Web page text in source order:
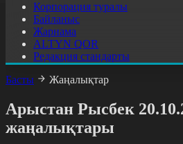
Корпорация туралы
Байланыс
Жарнама
ALTYN QOR
Редакция стандарты
Басты
Жаңалықтар
Арыстан Рысбек
жаңалықтары